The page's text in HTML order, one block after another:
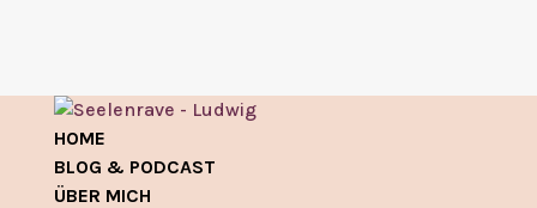
HOME
BLOG & PODCAST
ÜBER MICH